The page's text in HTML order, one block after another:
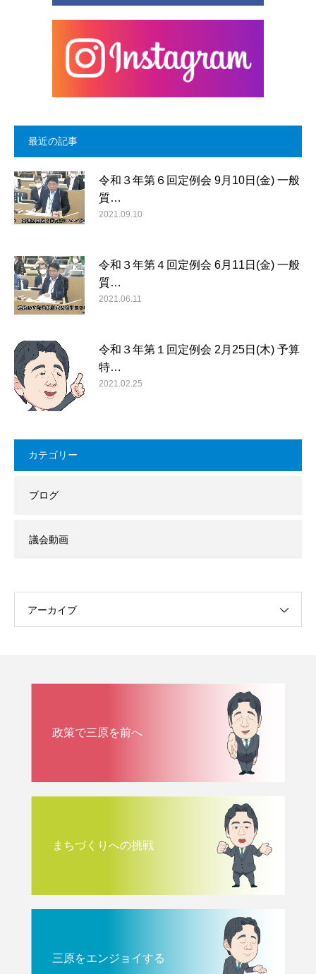
最近の記事
令和３年第６回定例会 9月10日(金) 一般
質…
2021.09.10
令和３年第４回定例会 6月11日(金) 一般
質…
2021.06.11
令和３年第１回定例会 2月25日(木) 予算
特…
2021.02.25
カテゴリー
ブログ
議会動画
アーカイブ
政策で三原を前へ
まちづくりへの挑戦
三原をエンジョイする